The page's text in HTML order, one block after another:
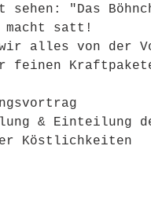
sehen: "Das
macht satt!
wir alles von der
feinen
& Einteilung
Köstlichkeiten